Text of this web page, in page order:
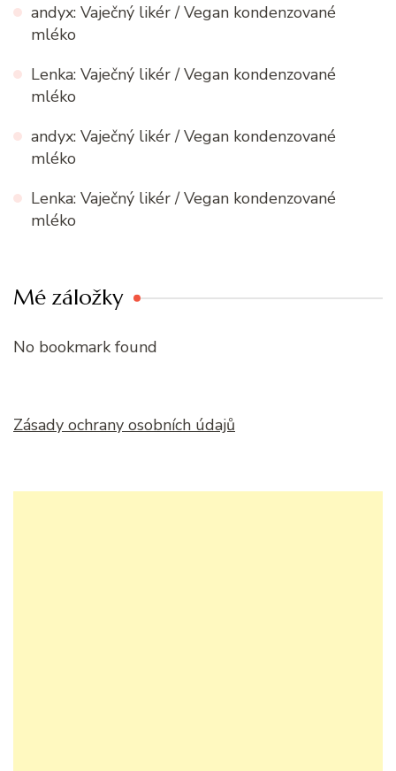
andyx: Vaječný likér / Vegan kondenzované
mléko
Lenka: Vaječný likér / Vegan kondenzované
mléko
andyx: Vaječný likér / Vegan kondenzované
mléko
Lenka: Vaječný likér / Vegan kondenzované
mléko
Mé záložky
No bookmark found
Zásady ochrany osobních údajů